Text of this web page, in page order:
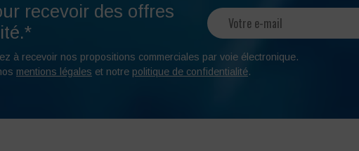
recevoir des offres
à recevoir nos propositions commerciales par voie électronique.
mentions légales et notre politique de confidentialité.